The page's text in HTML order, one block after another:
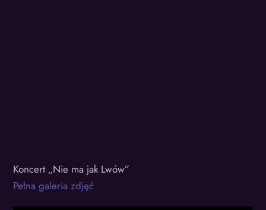
Koncert „Nie ma jak Lwów”
Pełna galeria zdjęć